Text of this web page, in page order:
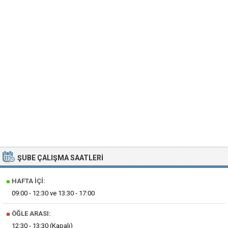
ŞUBE ÇALIŞMA SAATLERI
■ HAFTA İÇI:
09:00 - 12:30 ve 13:30 - 17:00
■ ÖĞLE ARASI:
12:30 - 13:30 (Kapalı)